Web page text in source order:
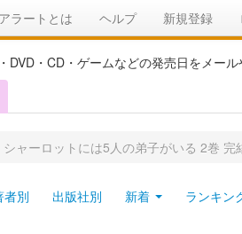
ラートとは ヘルプ 新規登録
DVD・CD・ゲームなどの発売日をメール
シャーロットには5人の弟子がいる 2巻 完
者別 出版社別 新着 ランキン